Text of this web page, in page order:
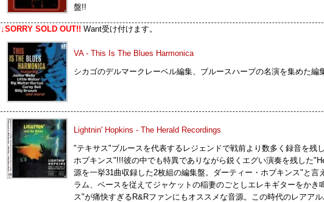
盤!!
↓SORRY SOLD OUT!! Want受け付けます。
VA - This Is The Blues Harmonica
シカゴのデルマークレーベル編集、ブルースハープの名演を集めた編
Lightnin' Hopkins - The Herald Recordings
"テキサス"ブルースを代表するレジェンドで戦前より数多く録音を残
ホプキンス"!!!彼の中でも特異でありながら鋭くエグい演奏を残した
源を一挙31曲収録した2枚組の編集盤。ダーティー・ホプキンス"と言
ラム、ベースを従えてジャケットの稲妻のごとしエレキギターをかき
ス"が痛快すぎるR&Rファンにもオススメな音源。この時代のレアア